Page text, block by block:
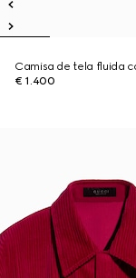
Camisa de tela fluida
€ 1.400